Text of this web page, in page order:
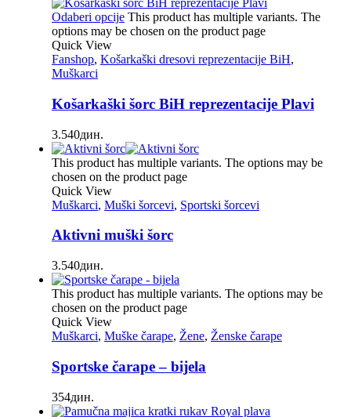
Odaberi opcije This product has multiple variants. The
options may be chosen on the product page
Quick View
Fanshop, Košarkaški dresovi reprezentacije BiH,
Muškarci
Košarkaški šorc BiH reprezentacije Plavi
3.540дин.
This product has multiple variants. The options may be
chosen on the product page
Quick View
Muškarci, Muški šorcevi, Sportski šorcevi
Aktivni muški šorc
3.540дин.
This product has multiple variants. The options may be
chosen on the product page
Quick View
Muškarci, Muške čarape, Žene, Ženske čarape
Sportske čarape – bijela
354дин.